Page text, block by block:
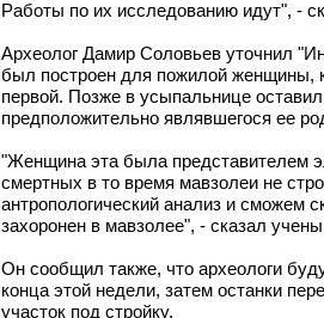
Работы по их исследованию идут", -
Археолог Дамир Соловьев уточнил
был построен для пожилой женщины,
первой. Позже в усыпальнице
предположительно являвшегося ее
"Женщина эта была представителем
смертных в то время мавзолеи не
антропологический анализ и сможем
захоронен в мавзолее", - сказал
Он сообщил также, что археологи
конца этой недели, затем останки
участок под стройку.